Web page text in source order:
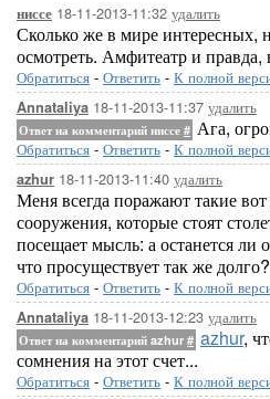
ниссе 18-11-2013-11:32 удалить
Сколько же в мире интересных,
осмотреть. Амфитеатр и правда,
Обратиться - Ответить - К полной
Annataliya 18-11-2013-11:37 удалить
Ответ на комментарий ниссе # Ага,
Обратиться - Ответить - К полной
azhur 18-11-2013-11:40 удалить
Меня всегда поражают такие
сооружения, которые стоят
посещает мысль: а останется ли
что просуществует так же долго?
Обратиться - Ответить - К полной
Annataliya 18-11-2013-12:23 удалить
Ответ на комментарий azhur # azhur,
сомнения на этот счет...
Обратиться - Ответить - К полной